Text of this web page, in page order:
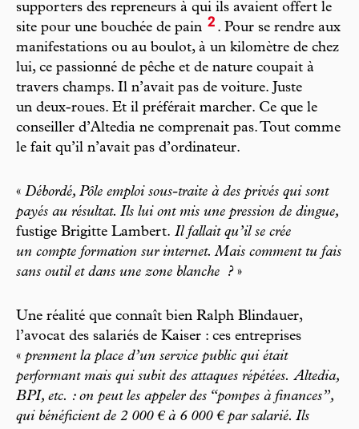
supporters des repreneurs à qui ils avaient offert le
site pour une bouchée de pain 2 . Pour se rendre aux
manifestations ou au boulot, à un kilomètre de chez
lui, ce passionné de pêche et de nature coupait à
travers champs. Il n’avait pas de voiture. Juste
un deux-roues. Et il préférait marcher. Ce que le
conseiller d’Altedia ne comprenait pas. Tout comme
le fait qu’il n’avait pas d’ordinateur.
« Débordé, Pôle emploi sous-traite à des privés qui sont
payés au résultat. Ils lui ont mis une pression de dingue,
fustige Brigitte Lambert. Il fallait qu’il se crée
un compte formation sur internet. Mais comment tu fais
sans outil et dans une zone blanche
?»
Une réalité que connaît bien Ralph Blindauer,
l’avocat des salariés de Kaiser : ces entreprises
« prennent la place d’un service public qui était
performant mais qui subit des attaques répétées. Altedia,
BPI, etc. : on peut les appeler des “pompes à finances”,
qui bénéficient de 2 000 € à 6 000 € par salarié. Ils